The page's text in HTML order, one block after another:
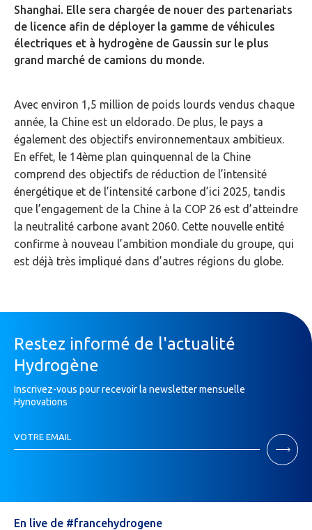
Shanghai. Elle sera chargée de nouer des partenariats
de licence afin de déployer la gamme de véhicules
électriques et à hydrogène de Gaussin sur le plus
grand marché de camions du monde.
Avec environ 1,5 million de poids lourds vendus chaque
année, la Chine est un eldorado. De plus, le pays a
également des objectifs environnementaux ambitieux.
En effet, le 14ème plan quinquennal de la Chine
comprend des objectifs de réduction de l’intensité
énergétique et de l’intensité carbone d’ici 2025, tandis
que l’engagement de la Chine à la COP 26 est d’atteindre
la neutralité carbone avant 2060. Cette nouvelle entité
confirme à nouveau l’ambition mondiale du groupe, qui
est déjà très impliqué dans d’autres régions du globe.
Restez informé de l'actualité
Hydrogène
Inscrivez-vous pour recevoir la newsletter mensuelle
Hynovations
Newsletter
VOTRE EMAIL
Si
un
humain,
En live de #francehydrogene